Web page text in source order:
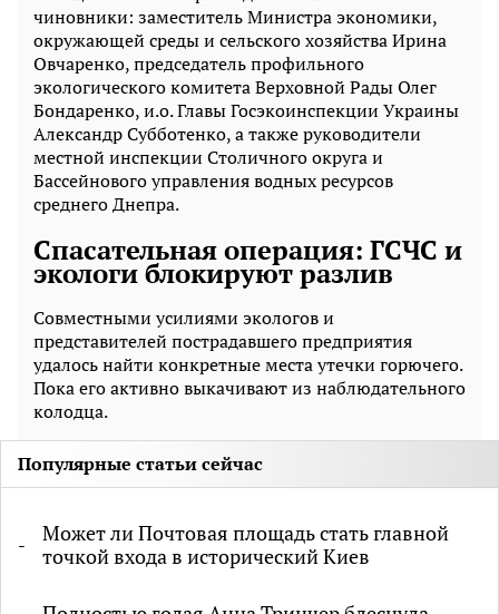
чиновники: заместитель Министра экономики,
окружающей среды и сельского хозяйства Ирина
Овчаренко, председатель профильного
экологического комитета Верховной Рады Олег
Бондаренко, и.о. Главы Госэкоинспекции Украины
Александр Субботенко, а также руководители
местной инспекции Столичного округа и
Бассейнового управления водных ресурсов
среднего Днепра.
Спасательная операция: ГСЧС и
экологи блокируют разлив
Совместными усилиями экологов и
представителей пострадавшего предприятия
удалось найти конкретные места утечки горючего.
Пока его активно выкачивают из наблюдательного
колодца.
Популярные статьи сейчас
Может ли Почтовая площадь стать главной
точкой входа в исторический Киев